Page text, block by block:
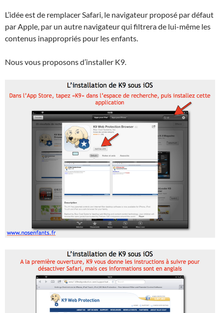
L’idée est de remplacer Safari, le navigateur proposé par défaut
par Apple, par un autre navigateur qui filtrera de lui-même les
contenus inappropriés pour les enfants.
Nous vous proposons d’installer K9.